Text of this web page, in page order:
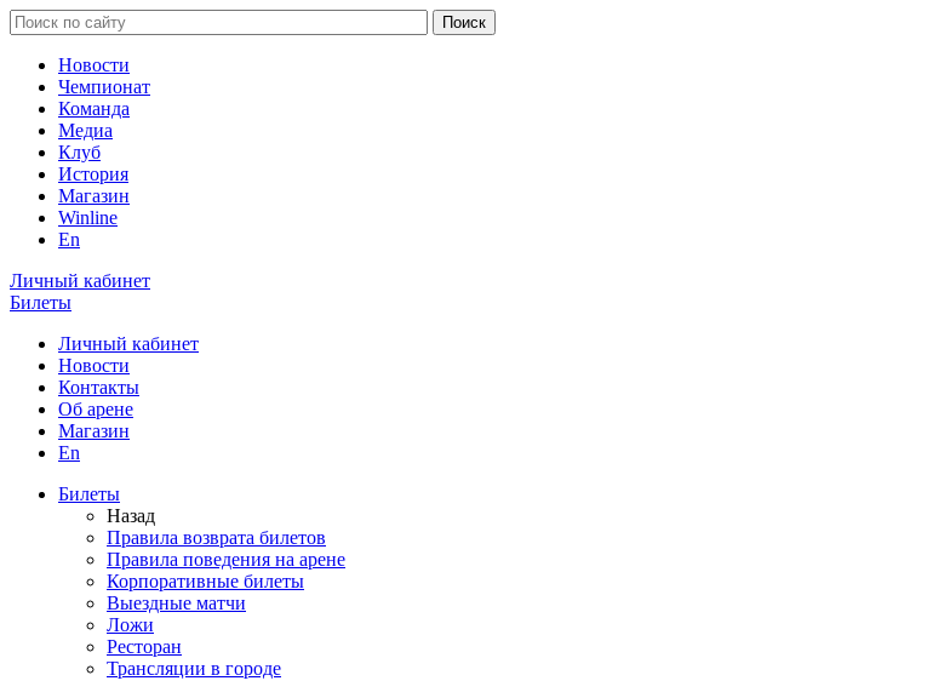
Новости
Чемпионат
Команда
Медиа
Клуб
История
Магазин
Winline
En
Личный кабинет
Билеты
Личный кабинет
Новости
Контакты
Об арене
Магазин
En
Билеты
Назад
Правила возврата билетов
Правила поведения на арене
Корпоративные билеты
Выездные матчи
Ложи
Ресторан
Трансляции в городе